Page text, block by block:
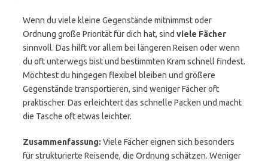
Wenn du viele kleine Gegenstände mitnimmst oder
Ordnung große Priorität für dich hat, sind viele Fächer
sinnvoll. Das hilft vor allem bei längeren Reisen oder wenn
du oft unterwegs bist und bestimmten Kram schnell findest.
Möchtest du hingegen flexibel bleiben und größere
Gegenstände transportieren, sind weniger Fächer oft
praktischer. Das erleichtert das schnelle Packen und macht
die Tasche oft etwas leichter.
Zusammenfassung: Viele Fächer eignen sich besonders
für strukturierte Reisende, die Ordnung schätzen. Weniger